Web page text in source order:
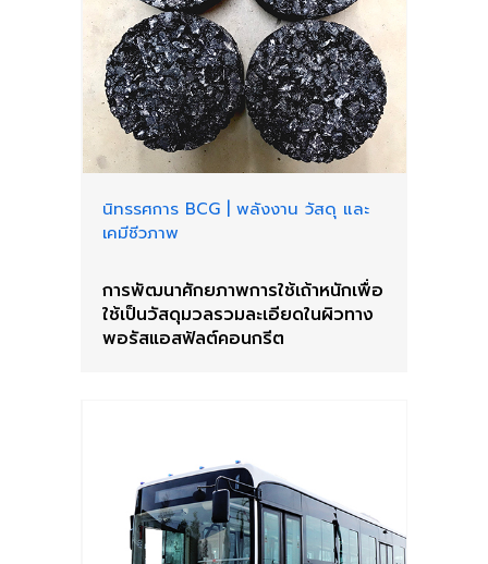
นิทรรศการ BCG
พลังงาน วัสดุ และ
เคมีชีวภาพ
การพัฒนาศักยภาพการใช้เถ้าหนักเพื่อ
ใช้เป็นวัสดุมวลรวมละเอียดในผิวทาง
พอรัสแอสฟัลต์คอนกรีต